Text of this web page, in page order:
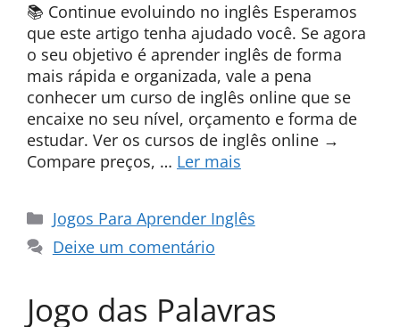
📚 Continue evoluindo no inglês Esperamos
que este artigo tenha ajudado você. Se agora
o seu objetivo é aprender inglês de forma
mais rápida e organizada, vale a pena
conhecer um curso de inglês online que se
encaixe no seu nível, orçamento e forma de
estudar. Ver os cursos de inglês online →
Compare preços, … Ler mais
Categorias
Jogos Para Aprender Inglês
Deixe um comentário
Jogo das Palavras